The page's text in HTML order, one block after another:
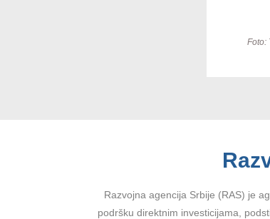
Foto:
Razvojna agencija Srbije (RAS) je
podršku direktnim investicijama,